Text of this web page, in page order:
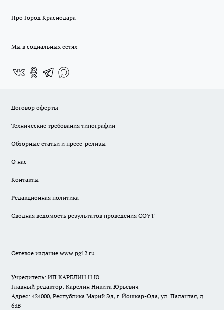
Про Город Краснодара
Мы в социальных сетях
Договор оферты
Технические требования типографии
Обзорные статьи и пресс-релизы
О нас
Контакты
Редакционная политика
Сводная ведомость результатов проведения СОУТ
Сетевое издание www.pg12.ru
Учредитель: ИП КАРЕЛИН Н.Ю.
Главный редактор: Карелин Никита Юрьевич
Адрес: 424000, Республика Марий Эл, г. Йошкар-Ола, ул. Палантая, д.
63В